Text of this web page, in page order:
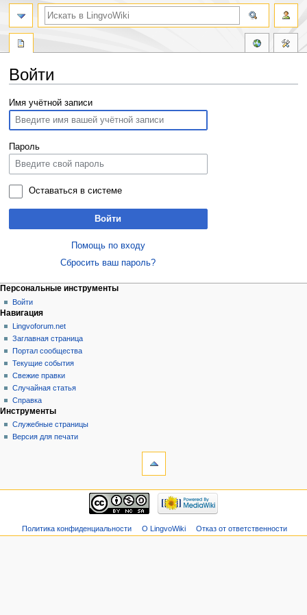
Войти
Перейти
навигации
Перейти
поиску
Имя учётной записи
Пароль
Оставаться в системе
Войти
Помощь по входу
Сбросить ваш пароль?
Персональные инструменты
Войти
Навигация
Lingvoforum.net
Заглавная страница
Портал сообщества
Текущие события
Свежие правки
Случайная статья
Справка
Инструменты
Служебные страницы
Версия для печати
Политика конфиденциальности О LingvoWiki Отказ от ответственности